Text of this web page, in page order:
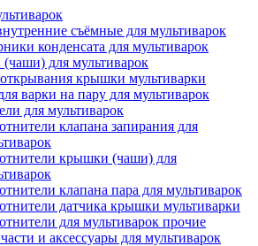
съёмные для мультиварок
конденсата для мультиварок
для мультиварок
крышки мультиварки
варки на пару для мультиварок
для мультиварок
клапана запирания для
крышки (чаши) для
клапана пара для мультиварок
датчика крышки мультиварки
для мультиварок прочие
и аксессуары для мультиварок